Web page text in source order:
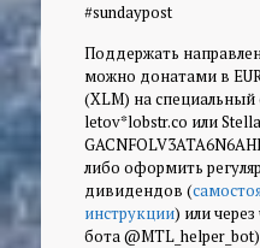
#sundaypost
Поддержать
можно донатами в
(XLM) на
letov*lobstr.co или
либо оформить
дивидендов (
инструкции) или
бота